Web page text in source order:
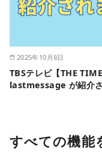
2025年10月8日
TBSテレビ【THE
lastmessage が紹介さ
すべての機能